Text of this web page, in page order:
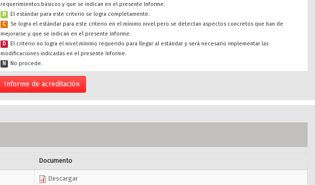
requerimientos básicos y que se indican en el presente Informe.
B
El estándar para este criterio se logra completamente.
C
Se logra el estándar para este criterio en el mínimo nivel pero se detectan aspectos concretos que han de
mejorarse y que se indican en el presente Informe.
D
El criterio no logra el nivel mínimo requerido para llegar al estándar y será necesario implementar las
modificaciones indicadas en el presente Informe.
N
No procede.
Informe de acreditación
Documento
Descargar